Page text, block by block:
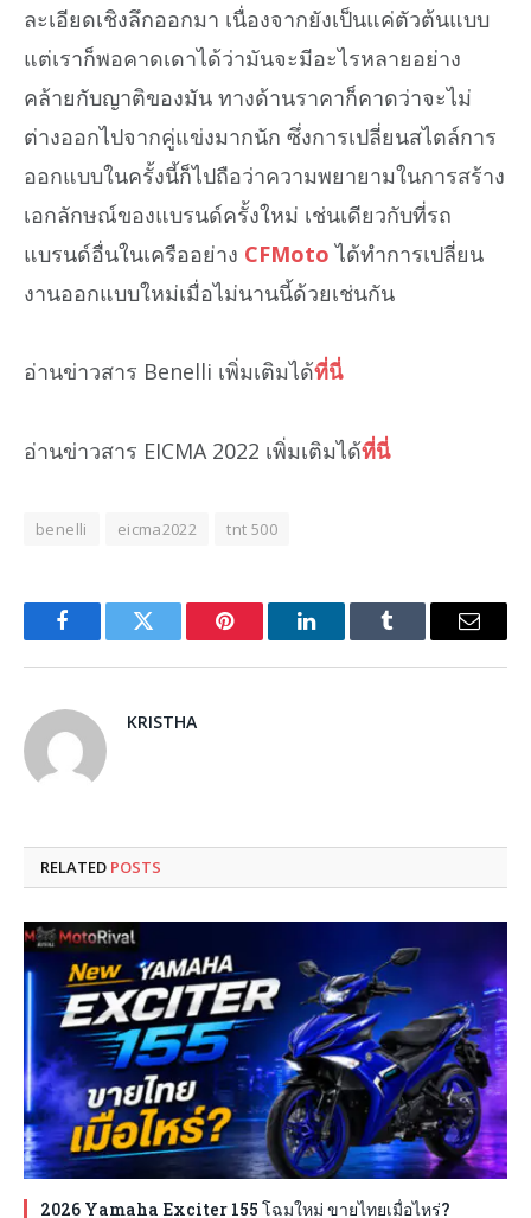
ละเอียดเชิงลึกออกมา เนื่องจากยังเป็นแค่ตัวต้นแบบ
แต่เราก็พอคาดเดาได้ว่ามันจะมีอะไรหลายอย่าง
คล้ายกับญาติของมัน ทางด้านราคาก็คาดว่าจะไม่
ต่างออกไปจากคู่แข่งมากนัก ซึ่งการเปลี่ยนสไตล์การ
ออกแบบในครั้งนี้ก็ไปถือว่าความพยายามในการสร้าง
เอกลักษณ์ของแบรนด์ครั้งใหม่ เช่นเดียวกับที่รถ
แบรนด์อื่นในเครืออย่าง CFMoto ได้ทำการเปลี่ยน
งานออกแบบใหม่เมื่อไม่นานนี้ด้วยเช่นกัน
อ่านข่าวสาร Benelli เพิ่มเติมได้ที่นี่
อ่านข่าวสาร EICMA 2022 เพิ่มเติมได้ที่นี่
benelli eicma2022 tnt 500
FacebookTwitter Pinterest LinkedInTumblr Email
KRISTHA
RELATED POSTS
2026 Yamaha Exciter 155 โฉมใหม่ ขายไทยเมื่อไหร่?